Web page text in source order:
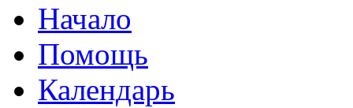
Начало
Помощь
Календарь